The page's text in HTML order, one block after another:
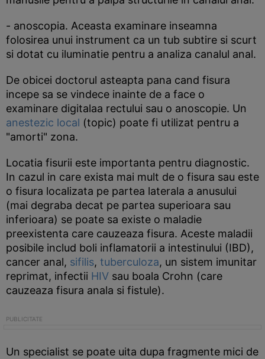
- anoscopia. Aceasta examinare inseamna
folosirea unui instrument ca un tub subtire si scurt
si dotat cu iluminatie pentru a analiza canalul anal.
De obicei doctorul asteapta pana cand fisura
incepe sa se vindece inainte de a face o
examinare digitalaa rectului sau o anoscopie. Un
anestezic local (topic) poate fi utilizat pentru a
"amorti" zona.
Locatia fisurii este importanta pentru diagnostic.
In cazul in care exista mai mult de o fisura sau este
o fisura localizata pe partea laterala a anusului
(mai degraba decat pe partea superioara sau
inferioara) se poate sa existe o maladie
preexistenta care cauzeaza fisura. Aceste maladii
posibile includ boli inflamatorii a intestinului (IBD),
cancer anal, sifilis, tuberculoza, un sistem imunitar
reprimat, infectii HIV sau boala Crohn (care
cauzeaza fisura anala si fistule).
Un specialist se poate uita dupa fragmente mici de